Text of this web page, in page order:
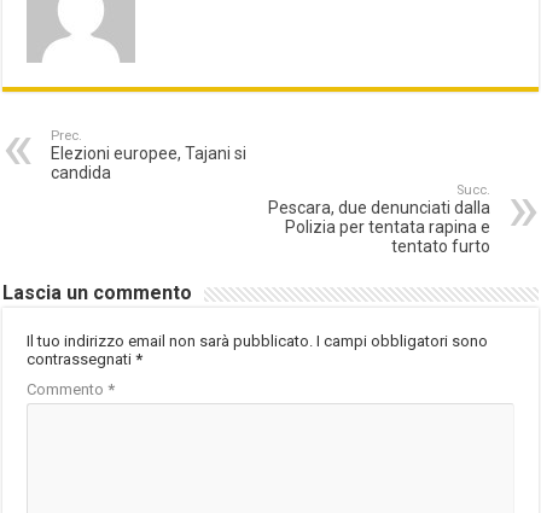
Prec.
Elezioni europee, Tajani si
candida
Succ.
Pescara, due denunciati dalla
Polizia per tentata rapina e
tentato furto
Lascia un commento
Il tuo indirizzo email non sarà pubblicato. I campi obbligatori sono
contrassegnati*
Commento*